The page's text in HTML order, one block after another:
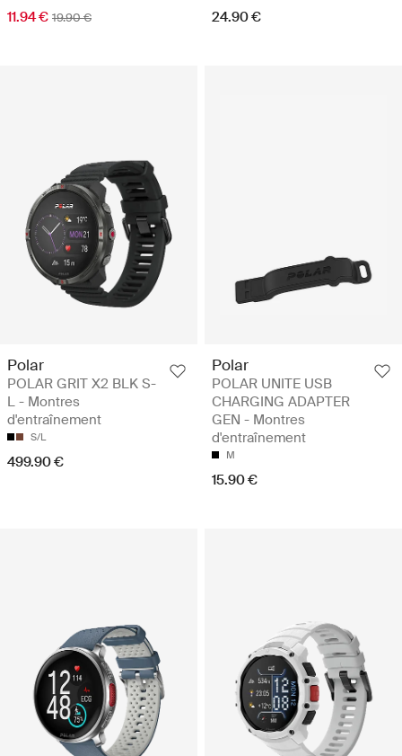
11.94 € 19.90 € 24.90 €
Polar
POLAR GRIT X2 BLK S-
L - Montres
d'entraînement
S/L
499.90 €
Polar
POLAR UNITE USB
CHARGING ADAPTER
GEN - Montres
d'entraînement
M
15.90 €